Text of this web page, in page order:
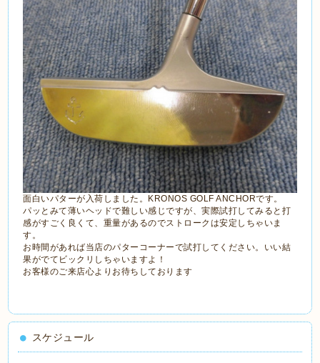
面白いパターが入荷しました。KRONOS GOLF ANCHORです。
パッとみて薄いヘッドで難しい感じですが、実際試打してみると打
感がすごく良くて、重量があるのでストロークは安定しちゃいま
す。
お時間があれば当店のパターコーナーで試打してください。いい結
果がでてビックリしちゃいますよ！
お客様のご来店心よりお待ちしております
スケジュール